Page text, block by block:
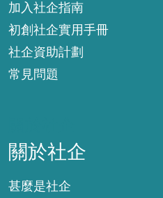
加入社企指南
初創社企實用手冊
社企資助計劃
常見問題
關於社企
甚麼是社企